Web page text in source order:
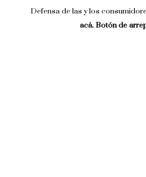
Defensa de las y los
acá. Botón de